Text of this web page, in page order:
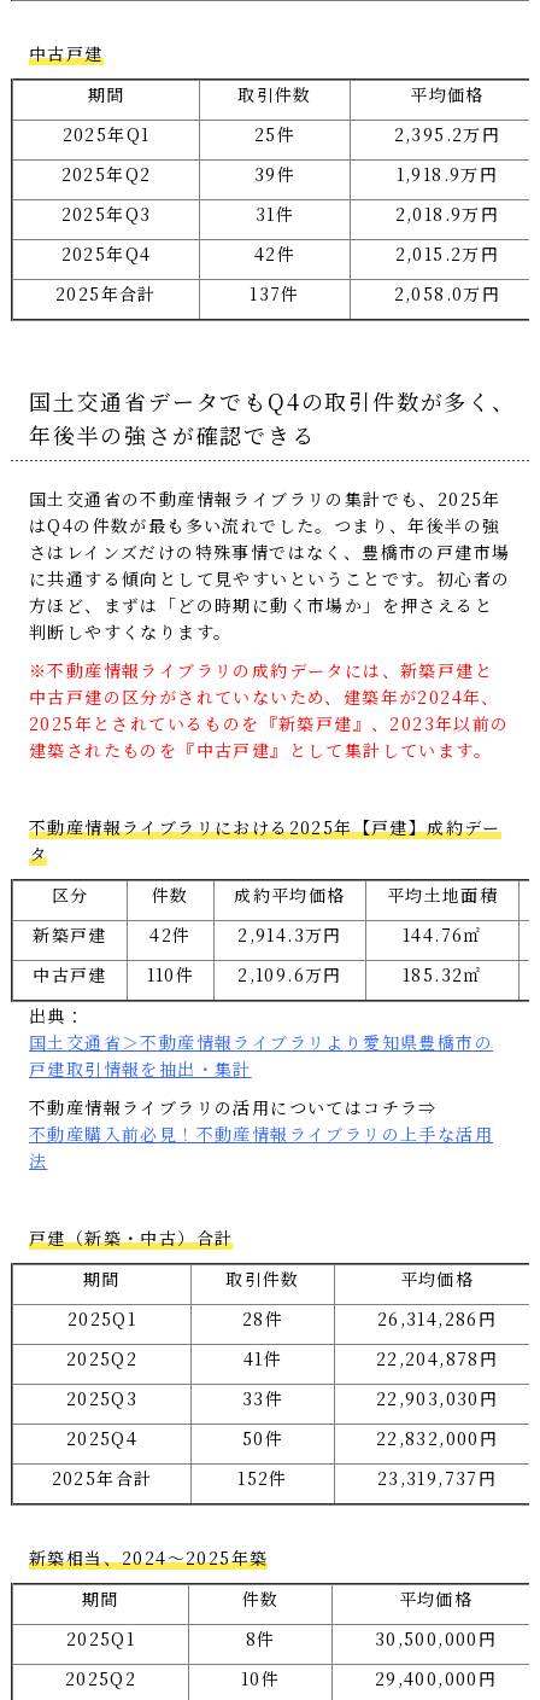
中古戸建
期間
取引件数
平均価格
2025年Q1
25件
2,395.2万円
2025年Q2
39件
1,918.9万円
2025年Q3
31件
2,018.9万円
2025年Q4
42件
2,015.2万円
2025年合計
137件 2,058.0万円
国土交通省データでもQ4の取引件数が多く、
年後半の強さが確認できる
国土交通省の不動産情報ライブラリの集計でも、2025年
はQ4の件数が最も多い流れでした。つまり、年後半の強
さはレインズだけの特殊事情ではなく、豊橋市の戸建市場
に共通する傾向として見やすいということです。初心者の
方ほど、まずは「どの時期に動く市場か」を押さえると
判断しやすくなります。
※不動産情報ライブラリの成約データには、新築戸建と
中古戸建の区分がされていないため、建築年が2024年、
2025年とされているものを『新築戸建』、2023年以前の
建築されたものを『中古戸建』として集計しています。
不動産情報ライブラリにおける2025年【戸建】成約デー
タ
区分
件数 成約平均価格 平均土地面積
新築戸建
42件 2,914.3万円
144.76㎡
中古戸建
110件 2,109.6万円
185.32㎡
出典：
国土交通省＞不動産情報ライブラリより愛知県豊橋市の
戸建取引情報を抽出・集計
不動産情報ライブラリの活用についてはコチラ⇒
不動産購入前必見！不動産情報ライブラリの上手な活用
法
戸建（新築・中古）合計
期間
取引件数
平均価格
2025Q1
28件
26,314,286円
2025Q2
41件
22,204,878円
2025Q3
33件
22,903,030円
2025Q4
50件
22,832,000円
2025年合計
152件 23,319,737円
新築相当、2024〜2025年築
期間
件数
平均価格
2025Q1
8件
30,500,000円
2025Q2
10件 29,400,000円